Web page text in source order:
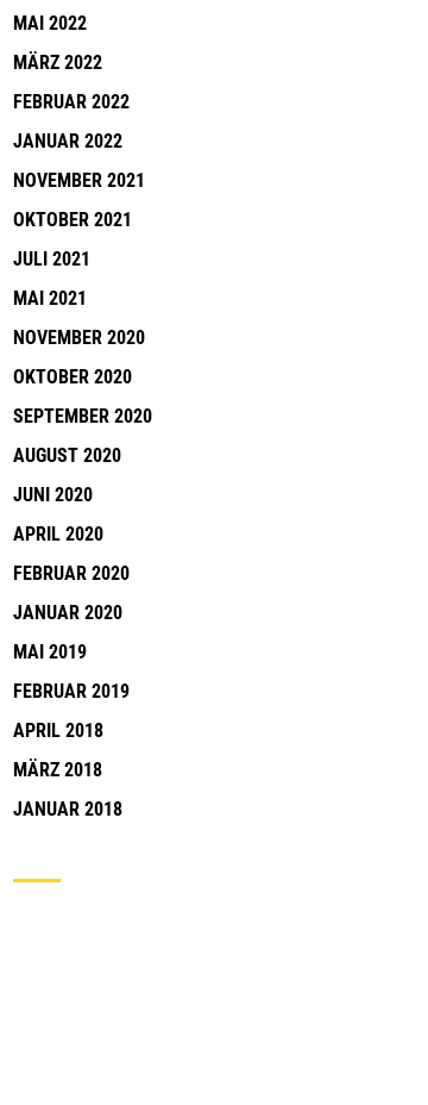
MAI 2022
MÄRZ 2022
FEBRUAR 2022
JANUAR 2022
NOVEMBER 2021
OKTOBER 2021
JULI 2021
MAI 2021
NOVEMBER 2020
OKTOBER 2020
SEPTEMBER 2020
AUGUST 2020
JUNI 2020
APRIL 2020
FEBRUAR 2020
JANUAR 2020
MAI 2019
FEBRUAR 2019
APRIL 2018
MÄRZ 2018
JANUAR 2018